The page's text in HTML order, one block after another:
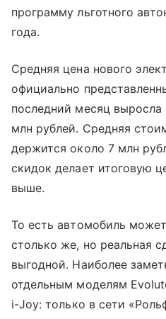
программу льготного
года.
Средняя цена нового
официально
последний месяц выросла
млн рублей. Средняя
держится около 7 млн
скидок делает итоговую
выше.
То есть автомобиль
столько же, но реальная
выгодной. Наиболее
отдельным моделям
i-Joy: только в сети